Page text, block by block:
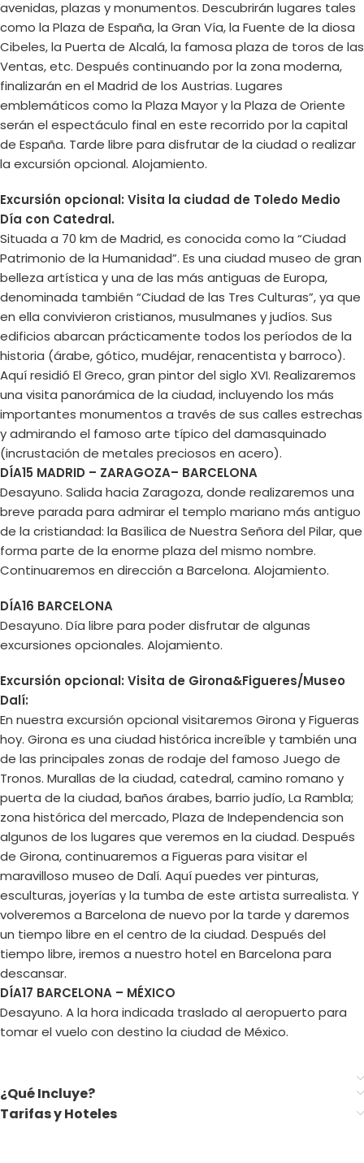
avenidas, plazas y monumentos. Descubrirán lugares tales
como la Plaza de España, la Gran Vía, la Fuente de la diosa
Cibeles, la Puerta de Alcalá, la famosa plaza de toros de las
Ventas, etc. Después continuando por la zona moderna,
finalizarán en el Madrid de los Austrias. Lugares
emblemáticos como la Plaza Mayor y la Plaza de Oriente
serán el espectáculo final en este recorrido por la capital
de España. Tarde libre para disfrutar de la ciudad o realizar
la excursión opcional. Alojamiento.
Excursión opcional: Visita la ciudad de Toledo Medio
Día con Catedral.
Situada a 70 km de Madrid, es conocida como la “Ciudad
Patrimonio de la Humanidad”. Es una ciudad museo de gran
belleza artística y una de las más antiguas de Europa,
denominada también “Ciudad de las Tres Culturas”, ya que
en ella convivieron cristianos, musulmanes y judíos. Sus
edificios abarcan prácticamente todos los períodos de la
historia (árabe, gótico, mudéjar, renacentista y barroco).
Aquí residió El Greco, gran pintor del siglo XVI. Realizaremos
una visita panorámica de la ciudad, incluyendo los más
importantes monumentos a través de sus calles estrechas
y admirando el famoso arte típico del damasquinado
(incrustación de metales preciosos en acero).
DÍA15 MADRID – ZARAGOZA– BARCELONA
Desayuno. Salida hacia Zaragoza, donde realizaremos una
breve parada para admirar el templo mariano más antiguo
de la cristiandad: la Basílica de Nuestra Señora del Pilar, que
forma parte de la enorme plaza del mismo nombre.
Continuaremos en dirección a Barcelona. Alojamiento.
DÍA16 BARCELONA
Desayuno. Día libre para poder disfrutar de algunas
excursiones opcionales. Alojamiento.
Excursión opcional: Visita de Girona&Figueres/Museo
Dalí:
En nuestra excursión opcional visitaremos Girona y Figueras
hoy. Girona es una ciudad histórica increíble y también una
de las principales zonas de rodaje del famoso Juego de
Tronos. Murallas de la ciudad, catedral, camino romano y
puerta de la ciudad, baños árabes, barrio judío, La Rambla;
zona histórica del mercado, Plaza de Independencia son
algunos de los lugares que veremos en la ciudad. Después
de Girona, continuaremos a Figueras para visitar el
maravilloso museo de Dalí. Aquí puedes ver pinturas,
esculturas, joyerías y la tumba de este artista surrealista. Y
volveremos a Barcelona de nuevo por la tarde y daremos
un tiempo libre en el centro de la ciudad. Después del
tiempo libre, iremos a nuestro hotel en Barcelona para
descansar.
DÍA17 BARCELONA – MÉXICO
Desayuno. A la hora indicada traslado al aeropuerto para
tomar el vuelo con destino la ciudad de México.
¿Qué Incluye?
Tarifas y Hoteles